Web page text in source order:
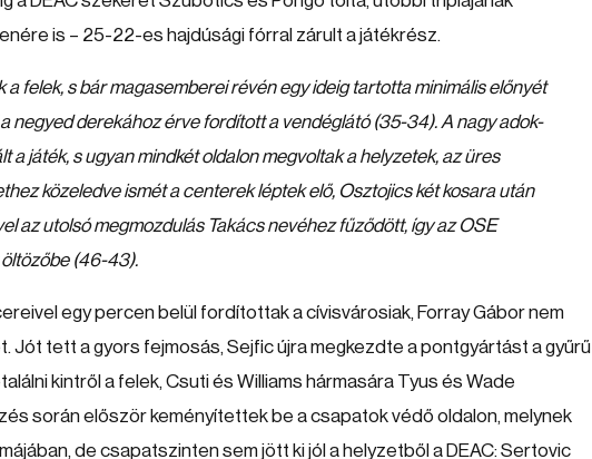
is – 25-22-es hajdúsági fórral zárult a játékrész.
felek, s bár magasemberei révén egy ideig tartotta minimális előnyét
negyed derekához érve fordított a vendéglátó (35-34). A nagy adok-
játék, s ugyan mindkét oldalon megvoltak a helyzetek, az üres
közeledve ismét a centerek léptek elő, Osztojics két kosara után
az utolsó megmozdulás Takács nevéhez fűződött, így az OSE
(46-43).
egy percen belül fordítottak a cívisvárosiak, Forray Gábor nem
Jót tett a gyors fejmosás, Sejfic újra megkezdte a pontgyártást a gyűrű
kintről a felek, Csuti és Williams hármasára Tyus és Wade
során először keményítettek be a csapatok védő oldalon, melynek
de csapatszinten sem jött ki jól a helyzetből a DEAC: Sertovic